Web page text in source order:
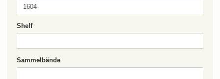
Shelf
Sammelbände